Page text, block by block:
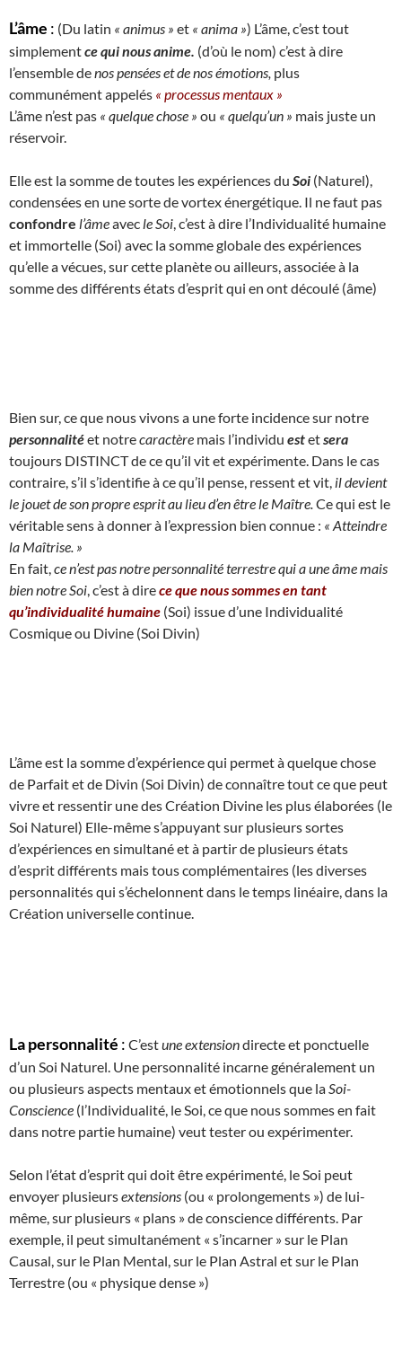
L’âme : (Du latin « animus » et « anima ») L’âme, c’est tout
simplementce qui nous anime. (d’où le nom) c’est à dire
l’ensemble denos pensées et de nos émotions, plus
communément appelés « processus mentaux »
L’âme n’est pas « quelque chose » ou « quelqu’un » mais juste un
réservoir.
Elle est la somme de toutes les expériences du Soi (Naturel),
condensées en une sorte de vortex énergétique. Il ne faut pas
confondre l’âmeavec le Soi , c’est à dire l’Individualité humaine
et immortelle (Soi) avec la somme globale des expériences
qu’elle a vécues, sur cette planète ou ailleurs, associée à la
somme des différents états d’esprit qui en ont découlé (âme)
Bien sur, ce que nous vivons a une forte incidence sur notre
personnalitéet notrecaractère mais l’individu estetsera
toujours DISTINCT de ce qu’il vit et expérimente. Dans le cas
contraire, s’il s’identifie à ce qu’il pense, ressent et vit, il devient
le jouet de son propre esprit au lieu d’en être le Maître. Ce qui est le
véritable sens à donner à l’expression bien connue : « Atteindre
la Maîtrise. »
En fait, ce n’est pas notre personnalité terrestre qui a une âme mais
bien notre Soi , c’est à direce que nous sommes en tant
qu’individualité humaine (Soi) issue d’une Individualité
Cosmique ou Divine (Soi Divin)
L’âme est la somme d’expérience qui permet à quelque chose
de Parfait et de Divin (Soi Divin) de connaître tout ce que peut
vivre et ressentir une des Création Divine les plus élaborées (le
Soi Naturel) Elle-même s’appuyant sur plusieurs sortes
d’expériences en simultané et à partir de plusieurs états
d’esprit différents mais tous complémentaires (les diverses
personnalités qui s’échelonnent dans le temps linéaire, dans la
Création universelle continue.
La personnalité : C’estune extensiondirecte et ponctuelle
d’un Soi Naturel. Une personnalité incarne généralement un
ou plusieurs aspects mentaux et émotionnels que la Soi-
Conscience (l’Individualité, le Soi, ce que nous sommes en fait
dans notre partie humaine) veut tester ou expérimenter.
Selon l’état d’esprit qui doit être expérimenté, le Soi peut
envoyer plusieursextensions (ou « prolongements ») de lui-
même, sur plusieurs « plans » de conscience différents. Par
exemple, il peut simultanément « s’incarner » sur le Plan
Causal, sur le Plan Mental, sur le Plan Astral et sur le Plan
Terrestre (ou « physique dense »)